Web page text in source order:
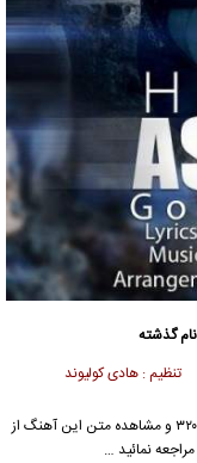
گذشته
: هادی کولیوند
جهت دانلود آهنگ گذشته از حمید عسکری با کیفیت ۱۲۸ و ۳۲۰ و مشاهده متن این آهنگ از
نمائید …